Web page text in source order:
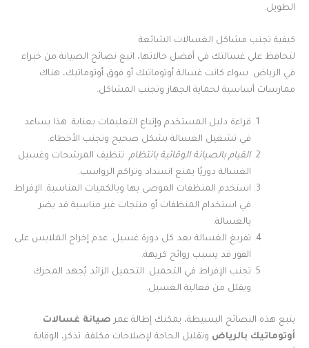
الطويل.
كيفية تجنب مشاكل الغسالات الشائعة
لتحافظ على غسالتك في أفضل حالاتها، اتبع نصائح الصيانة من خبراء
في الرياض. سواء كانت غسالة أوتوماتيك أو فوق أوتوماتيك، هناك
ممارسات أساسية لحماية الجهاز وتجنب المشاكل.
قراءة دليل المستخدم وإتباع التعليمات بعناية. هذا يساعد
في تشغيل الغسالة بشكل صحيح وتجنب الأخطاء.
القيام بالصيانة الوقائية بانتظام. تنظيف المرشحات وغسيل
الغسالة دوريًا يمنع انسداد وتراكم الرواسب.
استخدم المنظفات الموصى بها وبالكميات المناسبة. الإفراط
في استخدام المنظفات أو منتجات غير مناسبة قد يضر
بالغسالة.
تفريغ الغسالة بعد كل دورة غسيل. عدم إخراج الملابس على
الفور قد يسبب روائح كريهة.
تجنب الإفراط في التحميل. التحميل الزائد يُجهد المحرك
ويقلل من فعالية الغسيل.
بتبع هذه النصائح البسيطة، يمكنك إطالة عمر صيانة غسالات
أوتوماتيك بالرياض وتقليل الحاجة لإصلاحات مكلفة. تذكر، الوقاية